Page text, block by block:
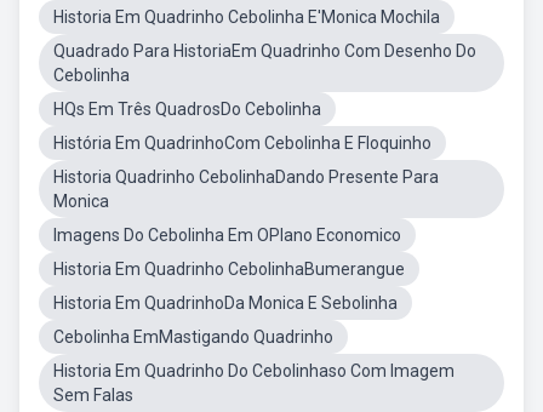
Historia Em Quadrinho Cebolinha E'Monica Mochila
Quadrado Para HistoriaEm Quadrinho Com Desenho Do
Cebolinha
HQs Em Três QuadrosDo Cebolinha
História Em QuadrinhoCom Cebolinha E Floquinho
Historia Quadrinho CebolinhaDando Presente Para
Monica
Imagens Do Cebolinha Em OPlano Economico
Historia Em Quadrinho CebolinhaBumerangue
Historia Em QuadrinhoDa Monica E Sebolinha
Cebolinha EmMastigando Quadrinho
Historia Em Quadrinho Do Cebolinhaso Com Imagem
Sem Falas